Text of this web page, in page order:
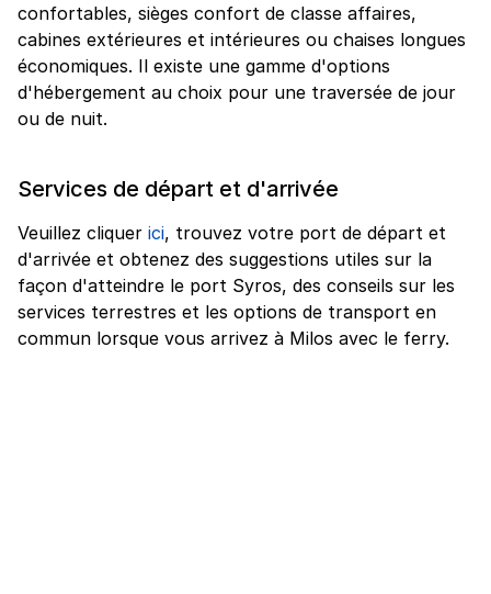
confortables, sièges confort de classe affaires,
cabines extérieures et intérieures ou chaises longues
économiques. Il existe une gamme d'options
d'hébergement au choix pour une traversée de jour
ou de nuit.
Services de départ et d'arrivée
Veuillez cliquer ici, trouvez votre port de départ et
d'arrivée et obtenez des suggestions utiles sur la
façon d'atteindre le port Syros, des conseils sur les
services terrestres et les options de transport en
commun lorsque vous arrivez à Milos avec le ferry.